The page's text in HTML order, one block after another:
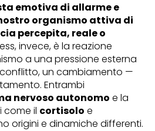
emotiva di allarme e
organismo attiva di
percepita, reale o
invece, è la reazione
a una pressione esterna
un cambiamento —
Entrambi
nervoso autonomo e la
come il cortisolo e
origini e dinamiche differenti.